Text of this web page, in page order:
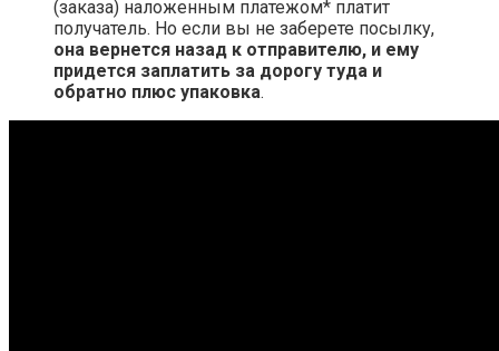
(заказа) наложенным платежом* платит
получатель. Но если вы не заберете посылку,
она вернется назад к отправителю, и ему
придется заплатить за дорогу туда и
обратно плюс упаковка.